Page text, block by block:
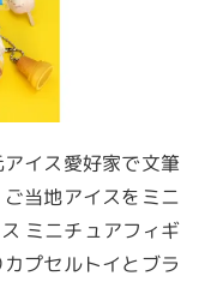
イス愛好家で文筆
当地アイスをミニ
ミニチュアフィギ
プセルトイとブラ